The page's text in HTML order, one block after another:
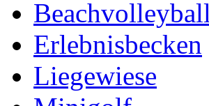
Beachvolleyball
Erlebnisbecken
Liegewiese